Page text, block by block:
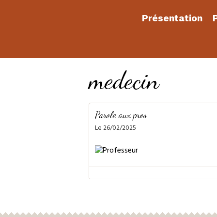
Présentation
medecin
Parole aux pros
Le 26/02/2025